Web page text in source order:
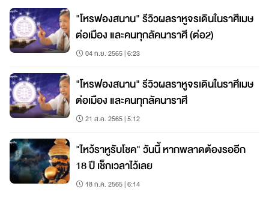
"โหรฟองสนาน" รีวิวผลราหูจรเดินในราศีเมษ
ต่อเมือง และคนทุกลัคนาราศี (ต่อ2)
04 ก.ย. 2565 | 6:23
"โหรฟองสนาน" รีวิวผลราหูจรเดินในราศีเมษ
ต่อเมือง และคนทุกลัคนาราศี
21 ส.ค. 2565 | 5:12
"ไหว้ราหูรับโชค" วันนี้ หากพลาดต้องรออีก
18 ปี เช็กเวลาไว้เลย
18 ก.ค. 2565 | 6:14